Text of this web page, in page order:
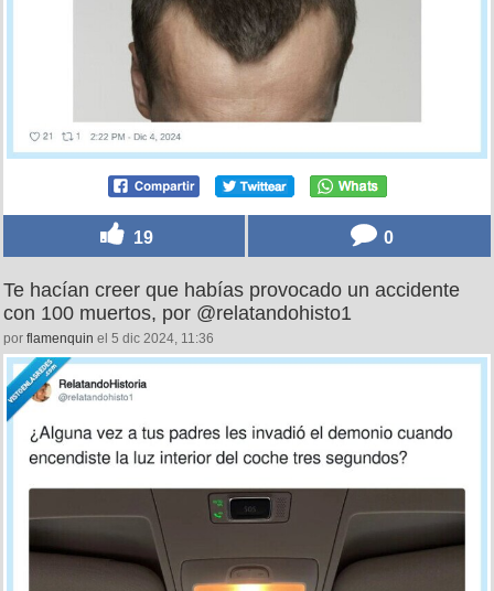
19 0
Te hacían creer que habías provocado un accidente
con 100 muertos, por @relatandohisto1
por flamenquin el 5 dic 2024, 11:36